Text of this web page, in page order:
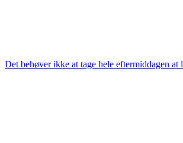
Det behøver ikke at tage hele eftermiddagen at